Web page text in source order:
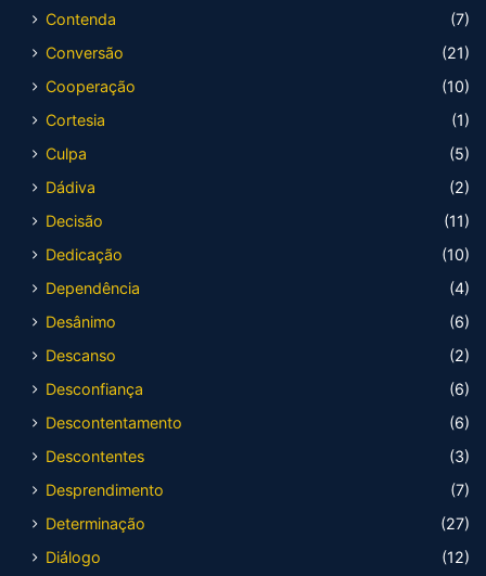
Contenda
(7)
Conversão
(21)
Cooperação
(10)
Cortesia
(1)
Culpa
(5)
Dádiva
(2)
Decisão
(11)
Dedicação
(10)
Dependência
(4)
Desânimo
(6)
Descanso
(2)
Desconfiança
(6)
Descontentamento
(6)
Descontentes
(3)
Desprendimento
(7)
Determinação
(27)
Diálogo
(12)